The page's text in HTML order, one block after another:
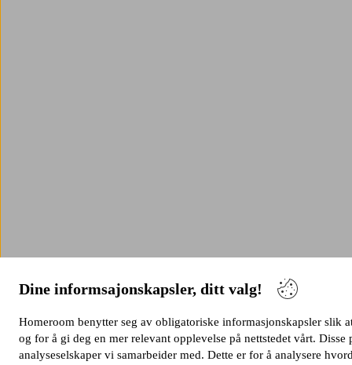
Dine informsajonskapsler, ditt valg!
Homeroom benytter seg av obligatoriske informasjonskapsler slik
og for å gi deg en mer relevant opplevelse på nettstedet vårt.
analyseselskaper vi samarbeider med. Dette er for å analysere